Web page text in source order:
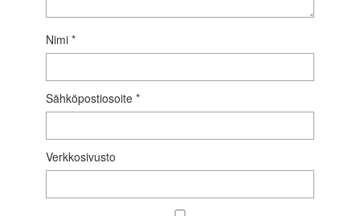
Nimi *
Sähköpostiosoite *
Verkkosivusto